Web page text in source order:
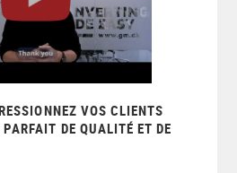
VOS CLIENTS
DE QUALITÉ ET DE